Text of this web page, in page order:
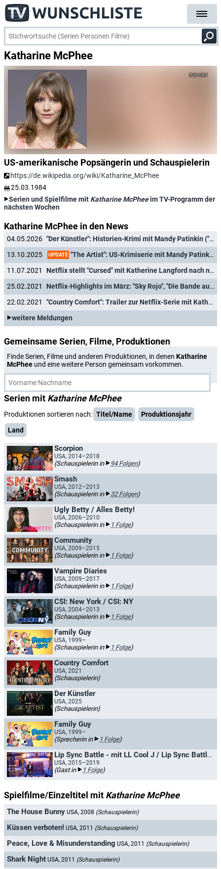
Katharine McPhee
CBS
US-amerikanische Popsängerin und Schauspielerin
https://de.wikipedia.org/wiki/Katharine_McPhee
25.03.1984
Serien und Spielfilme mit Katharine McPheeim TV-Programm der
nächsten Wochen
Katharine McPhee in den News
04.05.2026
"Der Künstler": Historien-Krimi mit Mandy Patinkin ("Homeland") und Zachary Quinto ("Heroes") jetzt auch in Deutschland
13.10.2025
UPDATE "The Artist": US-Krimiserie mit Mandy Patinkin und Zachary Quinto mit ausführlichemTrailer
11.07.2021
Netflix stellt "Cursed" mit Katherine Langford nach nur einer Staffel ein
25.02.2021
Netflix-Highlights im März: "Sky Rojo", "Die Bande aus der Baker Street", "Das Hausboot"
22.02.2021
"Country Comfort": Trailer zur Netflix-Serie mit Katharine McPhee und Eddie Cibrian
weitere Meldungen
Gemeinsame Serien, Filme, Produktionen
Finde Serien, Filme und anderen Produktionen, in denen Katharine
McPhee und eine weitere Person gemeinsam vorkommen.
Serien mit Katharine McPhee
Produktionen sortieren nach: Titel/Name
Produktionsjahr
Land
Scorpion
USA, 2014–2018
(Schauspielerin in 94 Folgen)
Smash
USA, 2012–2013
(Schauspielerin in 32 Folgen)
Ugly Betty / Alles Betty!
USA, 2006–2010
(Schauspielerin in 1 Folge)
Community
USA, 2009–2015
(Schauspielerin in 1 Folge)
Vampire Diaries
USA, 2009–2017
(Schauspielerin in 1 Folge)
CSI: New York / CSI: NY
USA, 2004–2013
(Schauspielerin in 1 Folge)
Family Guy
USA, 1999–
(Schauspielerin in 1 Folge)
Country Comfort
USA, 2021
(Schauspielerin)
Der Künstler
USA, 2025
(Schauspielerin)
Family Guy
USA, 1999–
(Sprecherin in 1 Folge)
Lip Sync Battle - mit LL Cool J / Lip Sync Battle Shorties - Nick
USA, 2015–2019
(Gast in 1 Folge)
Spielfilme/Einzeltitel mit Katharine McPhee
The House Bunny USA, 2008 (Schauspielerin)
Küssen verboten! USA, 2011 (Schauspielerin)
Peace, Love & Misunderstanding USA, 2011 (Schauspielerin)
Shark Night USA, 2011 (Schauspielerin)